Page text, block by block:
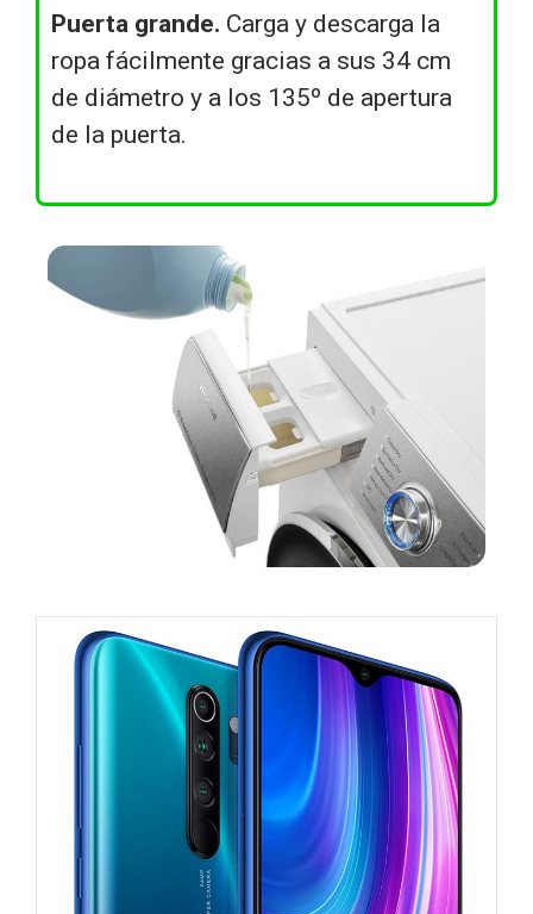
Puerta grande. Carga y descarga la
ropa fácilmente gracias a sus 34 cm
de diámetro y a los 135º de apertura
de la puerta.